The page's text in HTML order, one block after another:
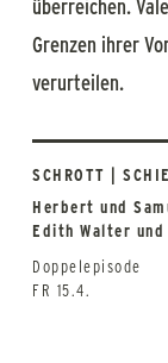
überreichen.
Grenzen ihrer
verurteilen.
SCHROTT |
Herbert und
Edith Walter
Doppelepisode
FR 15.4.